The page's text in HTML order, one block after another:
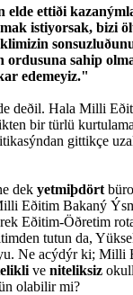
ettiði
istiyorsak, bizi
sahip
edemeyiz."
deðil. Hala Milli
bir türlü
gittikçe
dek yetmiþdört
Eðitim Bakaný
Eðitim-Öðretim
tutun da,
Ne acýdýr ki; Milli
ve niteliksiz
olabilir mi?